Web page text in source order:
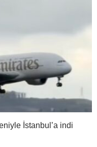
İstanbul’a indi